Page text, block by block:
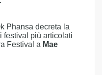
Phansa decreta la
festival più articolati
Festival a Mae